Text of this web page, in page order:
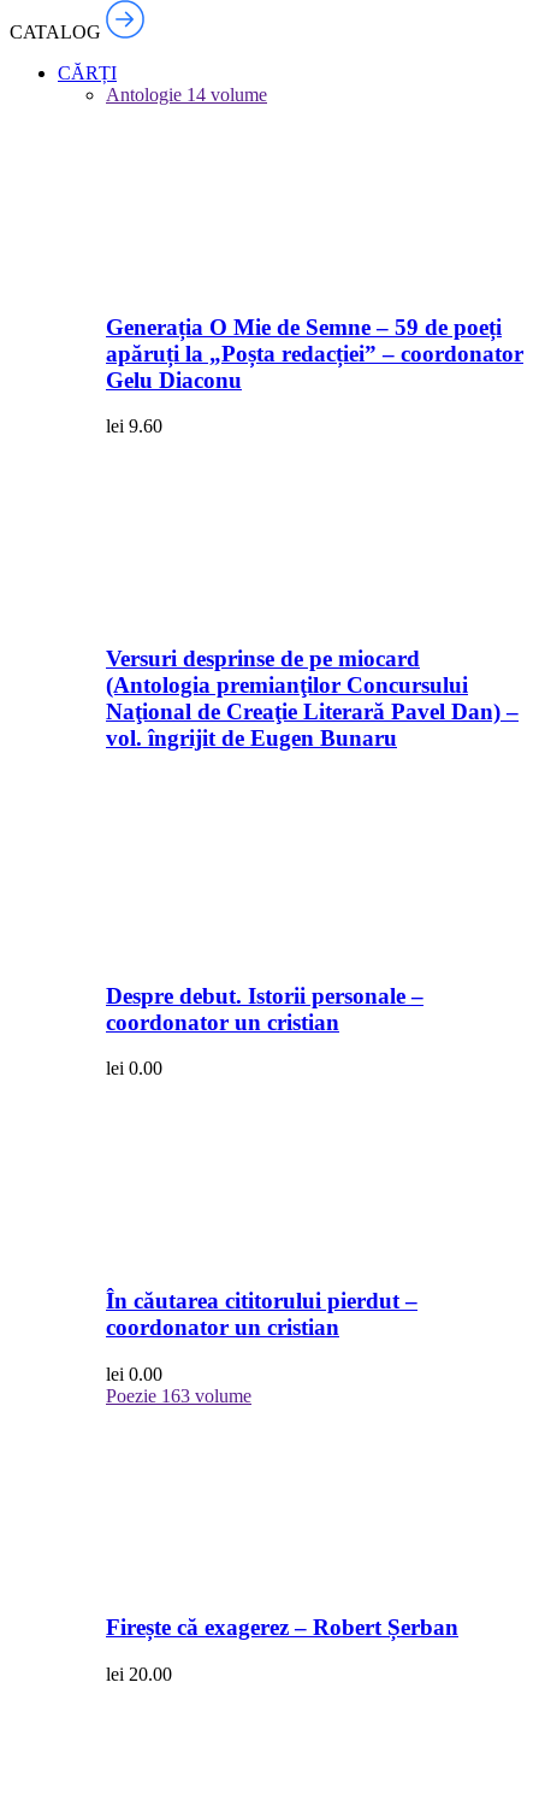
CATALOG
CĂRȚI
Antologie 14 volume
Generația O Mie de Semne – 59 de poeți
apăruți la „Poșta redacției” – coordonator
Gelu Diaconu
lei 9.60
Versuri desprinse de pe miocard
(Antologia premianţilor Concursului
Naţional de Creaţie Literară Pavel Dan) –
vol. îngrijit de Eugen Bunaru
Despre debut. Istorii personale –
coordonator un cristian
lei 0.00
În căutarea cititorului pierdut –
coordonator un cristian
lei 0.00
Poezie 163 volume
Firește că exagerez – Robert Șerban
lei 20.00